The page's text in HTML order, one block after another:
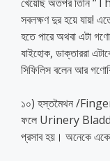
সবলক্ষণ দুর হয়ে যায়!
হতে পারে অথবা এটা
যাইহোক, ডাক্তাররা
সিফিলিস বলেন আর
১০) হস্তমৈথন /
ফলে Urinery Bladder
প্রসাব হয়। অনেকে একে